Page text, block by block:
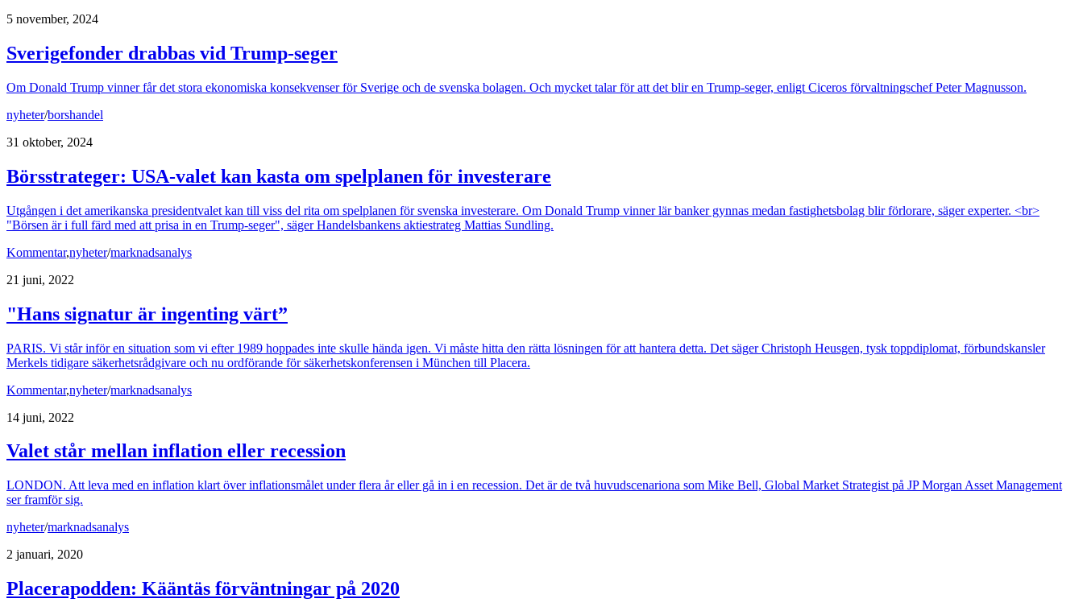
5 november, 2024
Sverigefonder drabbas vid Trump-seger
Om Donald Trump vinner får det stora ekonomiska konsekvenser för Sverige och de svenska bolagen. Och mycket talar för att det blir en Trump-seger, enligt Ciceros förvaltningschef Peter Magnusson.
nyheter/borshandel
31 oktober, 2024
Börsstrateger: USA-valet kan kasta om spelplanen för investerare
Utgången i det amerikanska presidentvalet kan till viss del rita om spelplanen för svenska investerare. Om Donald Trump vinner lär banker gynnas medan fastighetsbolag blir förlorare, säger experter. <br>
"Börsen är i full färd med att prisa in en Trump-seger", säger Handelsbankens aktiestrateg Mattias Sundling.
Kommentar,nyheter/marknadsanalys
21 juni, 2022
"Hans signatur är ingenting värt”
PARIS. Vi står inför en situation som vi efter 1989 hoppades inte skulle hända igen. Vi måste hitta den rätta lösningen för att hantera detta. Det säger Christoph Heusgen, tysk toppdiplomat, förbundskansler
Merkels tidigare säkerhetsrådgivare och nu ordförande för säkerhetskonferensen i München till Placera.
Kommentar,nyheter/marknadsanalys
14 juni, 2022
Valet står mellan inflation eller recession
LONDON. Att leva med en inflation klart över inflationsmålet under flera år eller gå in i en recession. Det är de två huvudscenariona som Mike Bell, Global Market Strategist på JP Morgan Asset Management
ser framför sig.
nyheter/marknadsanalys
2 januari, 2020
Placerapodden: Kääntäs förväntningar på 2020